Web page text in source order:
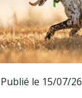
Publié le 15/07/26